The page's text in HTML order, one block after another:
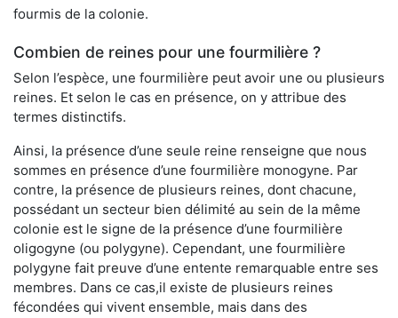
fourmis de la colonie.
Combien de reines pour une fourmilière ?
Selon l’espèce, une fourmilière peut avoir une ou plusieurs
reines. Et selon le cas en présence, on y attribue des
termes distinctifs.
Ainsi, la présence d’une seule reine renseigne que nous
sommes en présence d’une fourmilière monogyne. Par
contre, la présence de plusieurs reines, dont chacune,
possédant un secteur bien délimité au sein de la même
colonie est le signe de la présence d’une fourmilière
oligogyne (ou polygyne). Cependant, une fourmilière
polygyne fait preuve d’une entente remarquable entre ses
membres. Dans ce cas,il existe de plusieurs reines
fécondées qui vivent ensemble, mais dans des